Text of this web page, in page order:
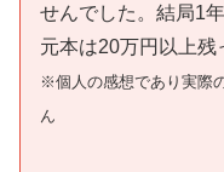
せんでした。結局1
元本は20万円以上残
※個人の感想であり実際
ん